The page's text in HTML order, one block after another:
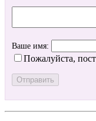
Ваше имя:
Пожалуйста,